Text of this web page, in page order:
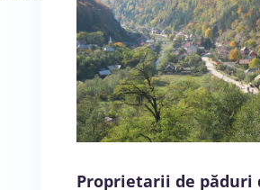
Proprietarii de păduri